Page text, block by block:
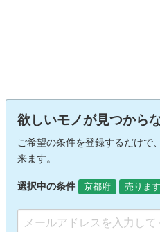
欲しいモノが見つから
ご希望の条件を登録するだけで
来ます。
選択中の条件 京都府 売りま